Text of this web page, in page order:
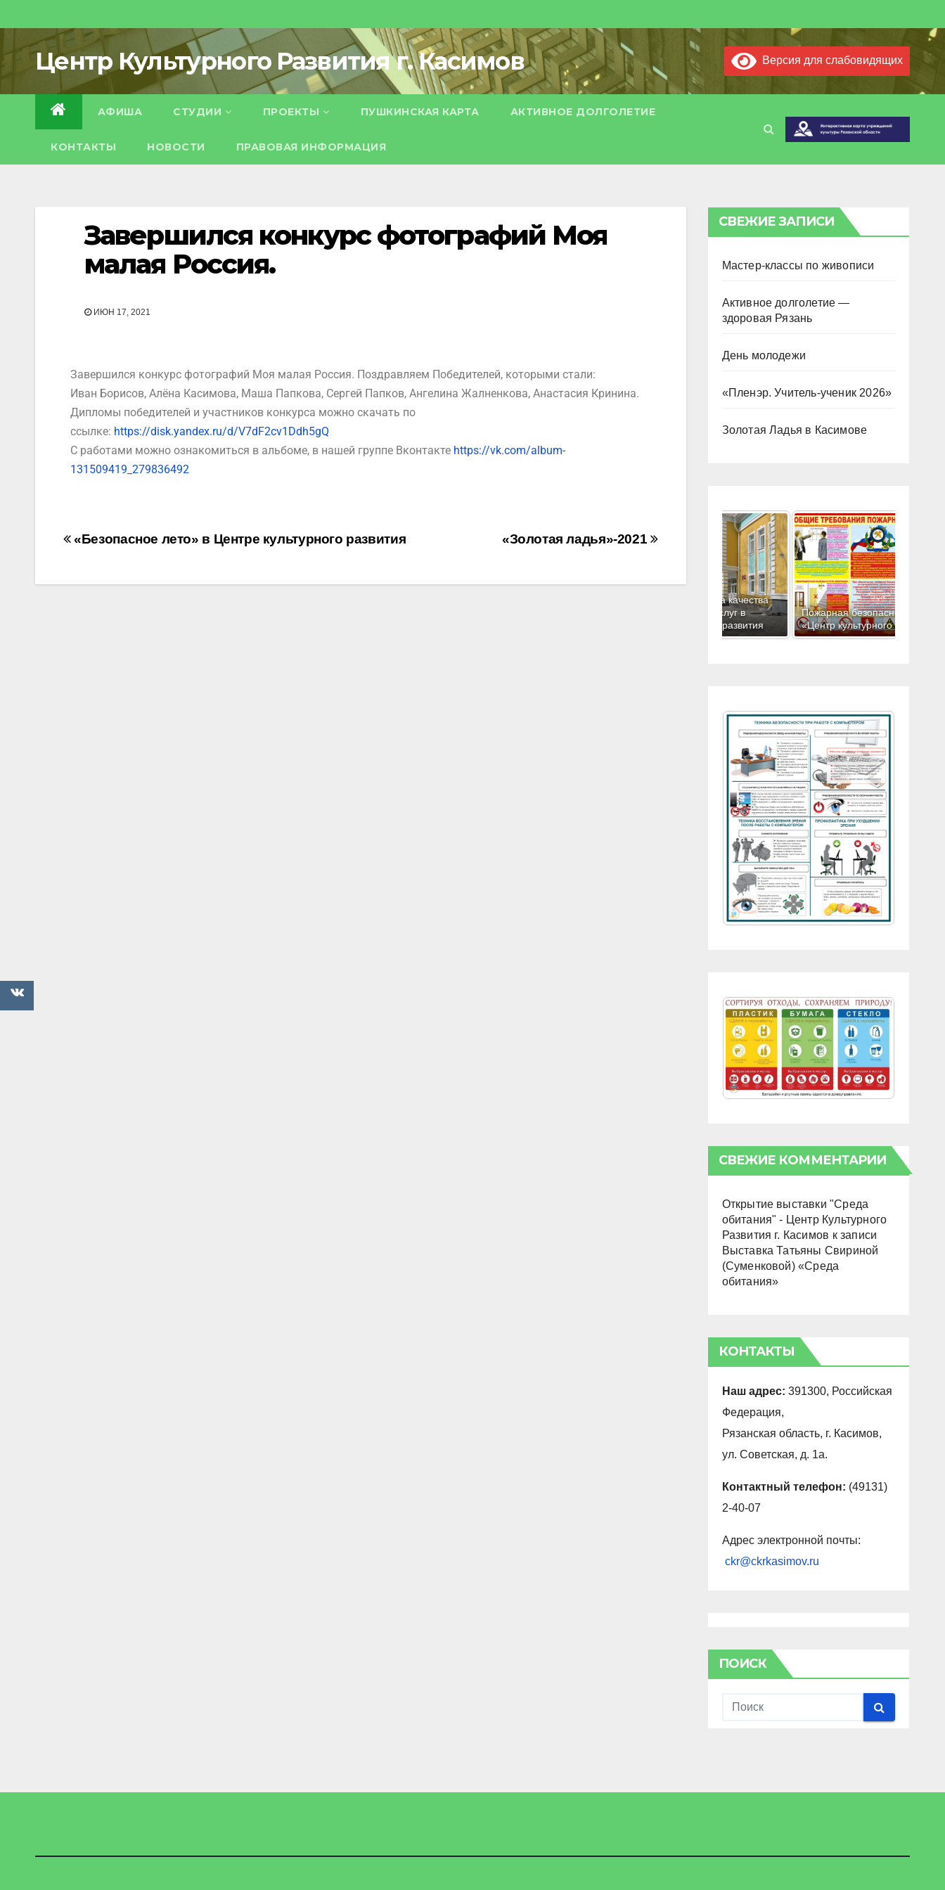
Центр Культурного Развития г. Касимов Версия для слабовидящих
АФИША СТУДИИ ПРОЕКТЫ ПУШКИНСКАЯ КАРТА АКТИВНОЕ ДОЛГОЛЕТИЕ
КОНТАКТЫ НОВОСТИ ПРАВОВАЯ ИНФОРМАЦИЯ
Завершился конкурс фотографий Моя
малая Россия.
ИЮН 17, 2021
Завершился конкурс фотографий Моя малая Россия. Поздравляем Победителей, которыми стали:
Иван Борисов, Алёна Касимова, Маша Папкова, Сергей Папков, Ангелина Жалненкова, Анастасия Кринина.
Дипломы победителей и участников конкурса можно скачать по
ссылке: https://disk.yandex.ru/d/V7dF2cv1Ddh5gQ
С работами можно ознакомиться в альбоме, в нашей группе Вконтакте https://vk.com/album-
131509419_279836492
«Золотая ладья»-2021
«Безопасное лето» в Центре культурного развития
СВЕЖИЕ ЗАПИСИ
Мастер-классы по живописи
Активное долголетие —
здоровая Рязань
День молодежи
«Пленэр. Учитель-ученик 2026»
Золотая Ладья в Касимове
Пожарная безопасность в МБУК
«Центр культурного развития»
СВЕЖИЕ КОММЕНТАРИИ
Открытие выставки "Среда
обитания" - Центр Культурного
Развития г. Касимов к записи
Выставка Татьяны Свириной
(Суменковой) «Среда
обитания»
КОНТАКТЫ
Наш адрес: 391300, Российская
Федерация,
Рязанская область, г. Касимов,
ул. Советская, д. 1а.
Контактный телефон: (49131)
2-40-07
Адрес электронной почты:
ckr@ckrkasimov.ru
ПОИСК